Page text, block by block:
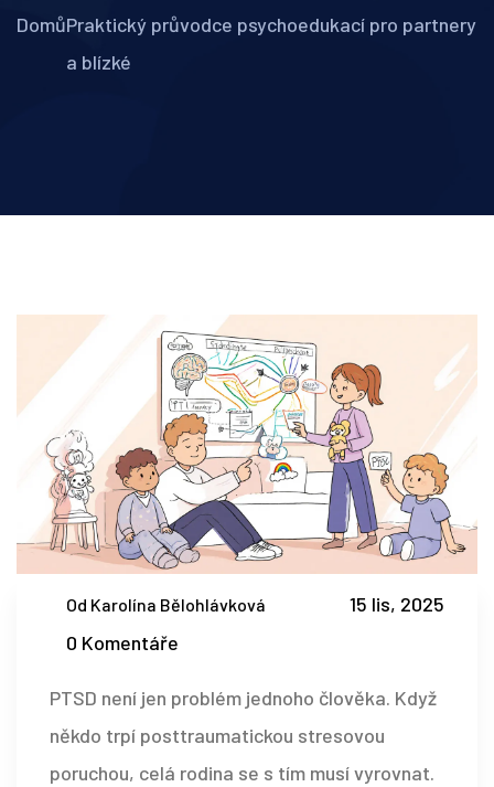
DomůPraktický průvodce psychoedukací pro partnery
a blízké
Od Karolína Bělohlávková
15 lis, 2025
0 Komentáře
PTSD není jen problém jednoho člověka. Když
někdo trpí posttraumatickou stresovou
poruchou, celá rodina se s tím musí vyrovnat.